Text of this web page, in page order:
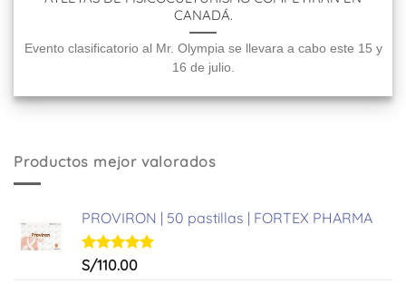
CANADÁ.
Evento clasificatorio al Mr. Olympia se llevara a cabo este 15 y
16 de julio.
Productos mejor valorados
PROVIRON | 50 pastillas | FORTEX PHARMA
Valorado
S/110.00